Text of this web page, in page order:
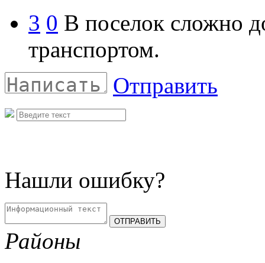
3 0 В поселок сложно
транспортом.
Отправить
Нашли ошибку?
Районы